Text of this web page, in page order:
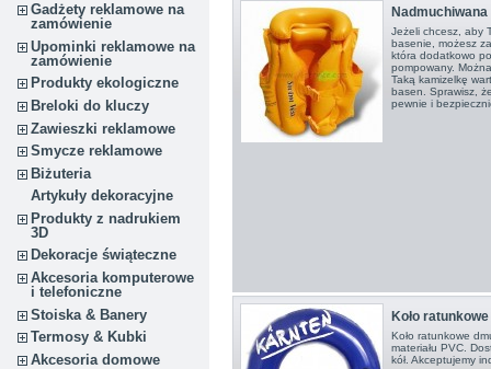
Gadżety reklamowe na
zamówienie
Upominki reklamowe na
zamówienie
Produkty ekologiczne
Breloki do kluczy
Zawieszki reklamowe
Smycze reklamowe
Biżuteria
Artykuły dekoracyjne
Produkty z nadrukiem
3D
Dekoracje świąteczne
Akcesoria komputerowe
i telefoniczne
Stoiska & Banery
Termosy & Kubki
Akcesoria domowe
Jeżeli chcesz, aby
basenie, możesz
która dodatkowo
pompowany.
Taką kamizelkę
basen. Sprawisz,
pewnie i
Koło
Koło ratunkowe
materiału PVC.
kół. Akceptujemy